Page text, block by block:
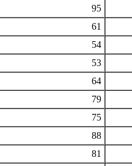
95
61
54
53
64
79
75
88
81